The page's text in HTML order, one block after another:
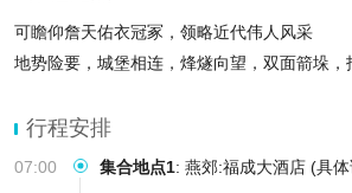
可瞻仰詹天佑衣冠冢，领略近代伟人风采
地势险要，城堡相连，烽燧向望，双面箭垛，
行程安排
07:00 集合地点1: 燕郊:福成大酒店 (具